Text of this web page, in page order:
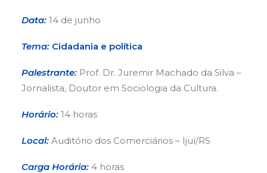
Data: 14 de junho
Tema: Cidadania e política
Palestrante: Prof. Dr. Juremir Machado da Silva –
Jornalista, Doutor em Sociologia da Cultura.
Horário: 14 horas
Local: Auditório dos Comerciários – Ijuí/RS
Carga Horária: 4 horas